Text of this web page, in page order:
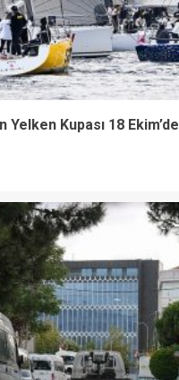
Yelken Kupası 18 Ekim’de